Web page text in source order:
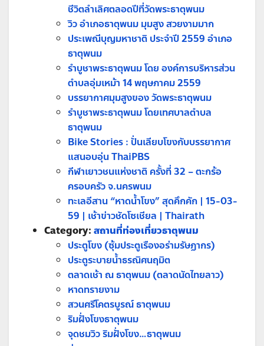
ชีวิตลำเลิศตลอดปีที่วัดพระธาตุพนม
วิว อำเภอธาตุพนม มุมสูง สวยงามมาก
ประเพณีบุญมหาชาติ ประจำปี 2559 อำเภอ
ธาตุพนม
รำบูชาพระธาตุพนม โดย องค์การบริหารส่วน
ตำบลอุ่มเหม้า 14 พฤษภาคม 2559
บรรยากาศมุมสูงของ วัดพระธาตุพนม
รำบูชาพระธาตุพนม โดยเทศบาลตำบล
ธาตุพนม
Bike Stories : ปั่นเลียบโขงกับบรรยากาศ
แสนอบอุ่น ThaiPBS
กีฬาเยาวชนแห่งชาติ ครั้งที่ 32 – ตะกร้อ
ครอบครัว จ.นครพนม
ทะเลอีสาน “หาดน้ำโขง” สุดคึกคัก | 15-03-
59 | เช้าข่าวชัดโซเชียล | Thairath
Category: สถานที่ท่องเที่ยวธาตุพนม
ประตูโขง (ซุ้มประตูเรืองอร่ามรัษฏากร)
ประตูระบายน้ำธรณิศนฤมิต
ตลาดเช้า ณ ธาตุพนม (ตลาดนัดไทยลาว)
หาดทรายงาม
สวนศรีโคตรบูรณ์ ธาตุพนม
ริมฝั่งโขงธาตุพนม
จุดชมวิว ริมฝั่งโขง…ธาตุพนม